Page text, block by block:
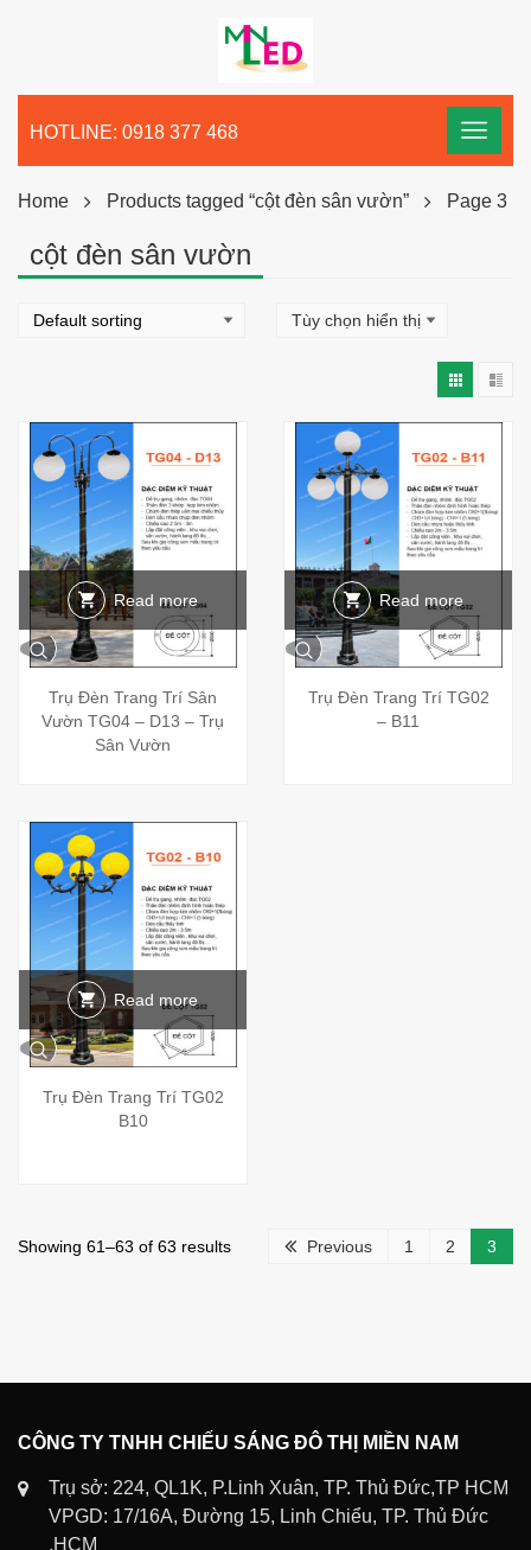
HOTLINE: 0918 377 468
Home Products tagged “cột đèn sân vườn” Page 3
cột đèn sân vườn
Read more
Trụ Đèn Trang Trí Sân
Vườn TG04 – D13 – Trụ
Sân Vườn
Read more
Trụ Đèn Trang Trí TG02
– B11
Read more
Trụ Đèn Trang Trí TG02
B10
Showing 61–63 of 63 results Previous 1 2 3
CÔNG TY TNHH CHIẾU SÁNG ĐÔ THỊ MIỀN NAM
Trụ sở: 224, QL1K, P.Linh Xuân, TP. Thủ Đức,TP HCM
VPGD: 17/16A, Đường 15, Linh Chiểu, TP. Thủ Đức
,HCM